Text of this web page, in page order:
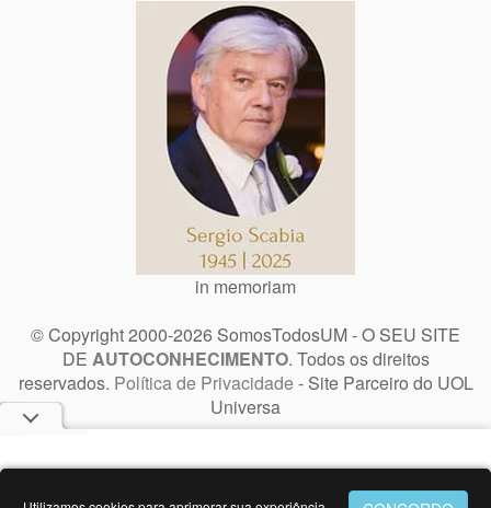
in memoriam
© Copyright 2000-2026 SomosTodosUM - O SEU SITE
DE AUTOCONHECIMENTO. Todos os direitos
reservados. Política de Privacidade - Site Parceiro do UOL
Universa